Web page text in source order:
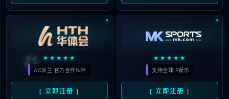
404, 您访问的栏目不存在
3，请核对后重试！